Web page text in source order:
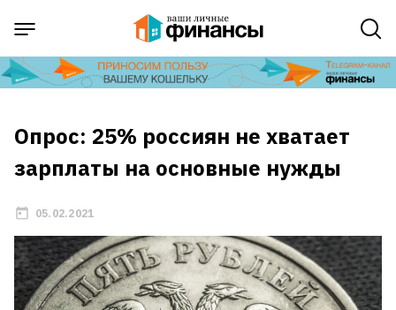
Опрос: 25% россиян не хватает
зарплаты на основные нужды
05.02.2021